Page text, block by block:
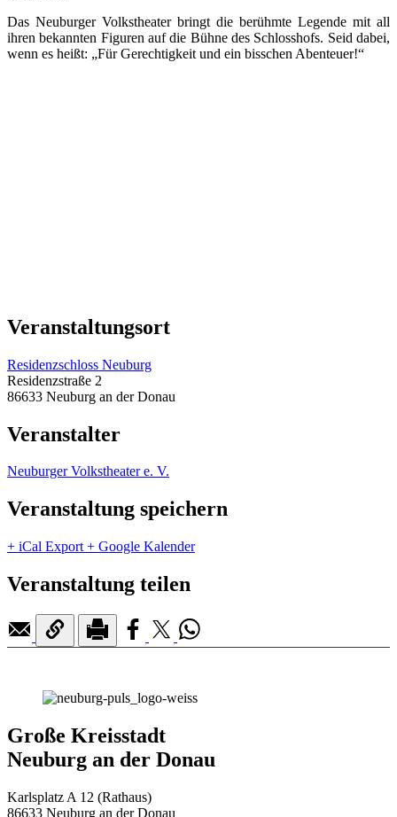
Das Neuburger Volkstheater bringt die berühmte Legende mit all
ihren bekannten Figuren auf die Bühne des Schlosshofs. Seid dabei,
wenn es heißt: „Für Gerechtigkeit und ein bisschen Abenteuer!“
Veranstaltungsort
Residenzschloss Neuburg
Residenzstraße 2
86633 Neuburg an der Donau
Veranstalter
Neuburger Volkstheater e. V.
Veranstaltung speichern
+ iCal Export + Google Kalender
Veranstaltung teilen
Große Kreisstadt
Neuburg an der Donau
Karlsplatz A 12 (Rathaus)
86633 Neuburg an der Donau